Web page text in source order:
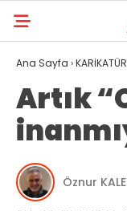
Ana Sayfa ›
Artık
Öznur